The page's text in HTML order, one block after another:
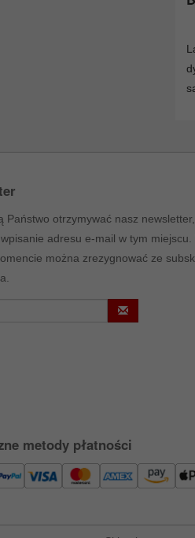
Państwo otrzymywać nasz newsletter,
adresu e-mail w tym miejscu.
można zrezygnować ze
metody płatności